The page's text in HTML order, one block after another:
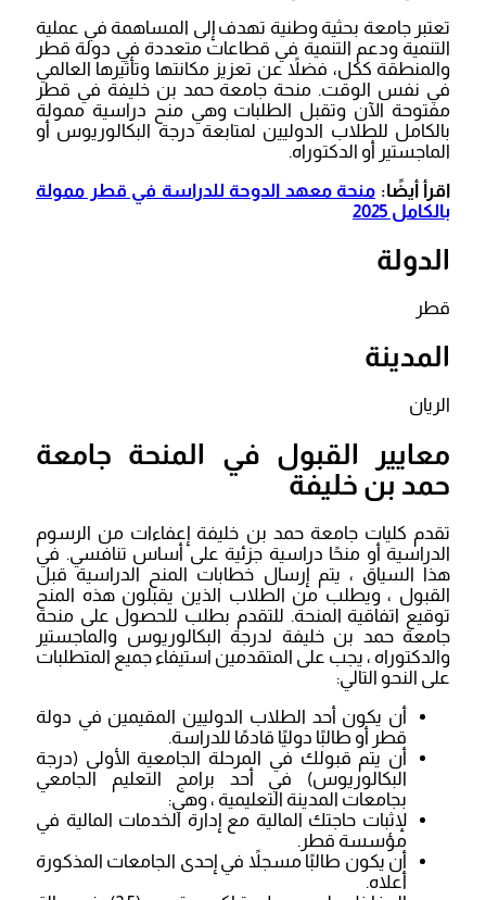
تعتبر جامعة بحثية وطنية تهدف إلى المساهمة في عملية
التنمية ودعم التنمية في قطاعات متعددة في دولة قطر
والمنطقة ككل، فضلاً عن تعزيز مكانتها وتأثيرها العالمي
في نفس الوقت. منحة جامعة حمد بن خليفة في قطر
مفتوحة الآن وتقبل الطلبات وهي منح دراسية ممولة
بالكامل للطلاب الدوليين لمتابعة درجة البكالوريوس أو
الماجستير أو الدكتوراه.
اقرأ أيضًا: منحة معهد الدوحة للدراسة في قطر ممولة
بالكامل 2025
الدولة
قطر
المدينة
الريان
معايير القبول في المنحة جامعة
حمد بن خليفة
تقدم كليات جامعة حمد بن خليفة إعفاءات من الرسوم
الدراسية أو منحًا دراسية جزئية على أساس تنافسي. في
هذا السياق ، يتم إرسال خطابات المنح الدراسية قبل
القبول ، ويطلب من الطلاب الذين يقبلون هذه المنح
توقيع اتفاقية المنحة. للتقدم بطلب للحصول على منحة
جامعة حمد بن خليفة لدرجة البكالوريوس والماجستير
والدكتوراه ، يجب على المتقدمين استيفاء جميع المتطلبات
على النحو التالي:
أن يكون أحد الطلاب الدوليين المقيمين في دولة
قطر أو طالبًا دوليًا قادمًا للدراسة.
أن يتم قبولك في المرحلة الجامعية الأولى (درجة
البكالوريوس) في أحد برامج التعليم الجامعي
بجامعات المدينة التعليمية ، وهي:
لإثبات حاجتك المالية مع إدارة الخدمات المالية في
مؤسسة قطر.
أن يكون طالبًا مسجلاً في إحدى الجامعات المذكورة
أعلاه.